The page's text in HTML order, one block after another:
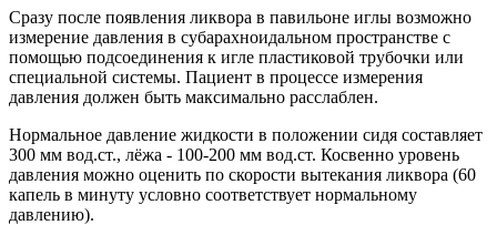
Сразу после появления ликвора в павильоне иглы возможно
измерение давления в субарахноидальном пространстве с
помощью подсоединения к игле пластиковой трубочки или
специальной системы. Пациент в процессе измерения
давления должен быть максимально расслаблен.
Нормальное давление жидкости в положении сидя составляет
300 мм вод.ст., лёжа - 100-200 мм вод.ст. Косвенно уровень
давления можно оценить по скорости вытекания ликвора (60
капель в минуту условно соответствует нормальному
давлению).